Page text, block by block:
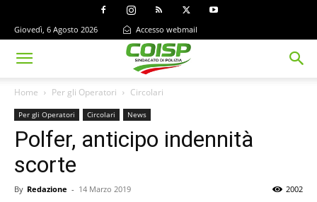
Giovedì, 6 Agosto 2026 Accesso webmail
Home Per gli Operatori Circolari
Per gli Operatori Circolari News
Polfer, anticipo indennità
scorte
By Redazione - 14 Marzo 2019 2002